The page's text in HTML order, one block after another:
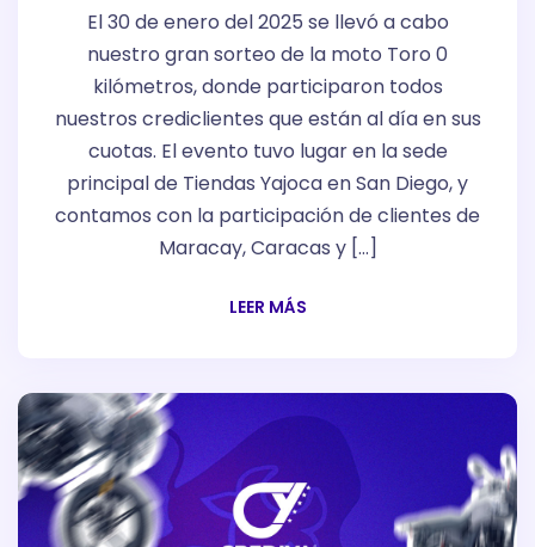
El 30 de enero del 2025 se llevó a cabo
nuestro gran sorteo de la moto Toro 0
kilómetros, donde participaron todos
nuestros crediclientes que están al día en sus
cuotas. El evento tuvo lugar en la sede
principal de Tiendas Yajoca en San Diego, y
contamos con la participación de clientes de
Maracay, Caracas y […]
LEER MÁS